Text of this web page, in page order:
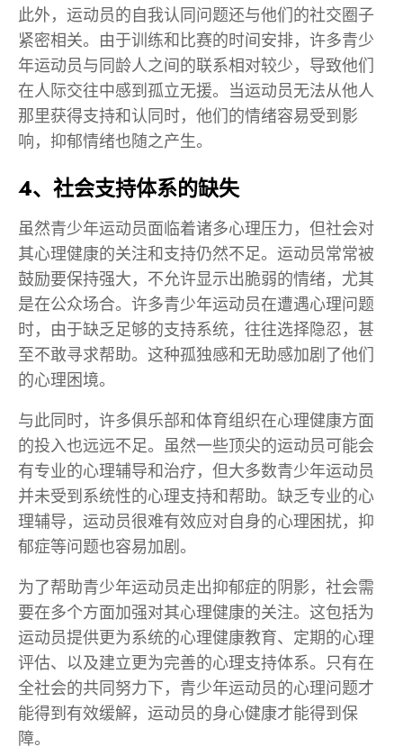
此外，运动员的自我认同问题还与他们的社交圈子
紧密相关。由于训练和比赛的时间安排，许多青少
年运动员与同龄人之间的联系相对较少，导致他们
在人际交往中感到孤立无援。当运动员无法从他人
那里获得支持和认同时，他们的情绪容易受到影
响，抑郁情绪也随之产生。
4、社会支持体系的缺失
虽然青少年运动员面临着诸多心理压力，但社会对
其心理健康的关注和支持仍然不足。运动员常常被
鼓励要保持强大，不允许显示出脆弱的情绪，尤其
是在公众场合。许多青少年运动员在遭遇心理问题
时，由于缺乏足够的支持系统，往往选择隐忍，甚
至不敢寻求帮助。这种孤独感和无助感加剧了他们
的心理困境。
与此同时，许多俱乐部和体育组织在心理健康方面
的投入也远远不足。虽然一些顶尖的运动员可能会
有专业的心理辅导和治疗，但大多数青少年运动员
并未受到系统性的心理支持和帮助。缺乏专业的心
理辅导，运动员很难有效应对自身的心理困扰，抑
郁症等问题也容易加剧。
为了帮助青少年运动员走出抑郁症的阴影，社会需
要在多个方面加强对其心理健康的关注。这包括为
运动员提供更为系统的心理健康教育、定期的心理
评估、以及建立更为完善的心理支持体系。只有在
全社会的共同努力下，青少年运动员的心理问题才
能得到有效缓解，运动员的身心健康才能得到保
障。